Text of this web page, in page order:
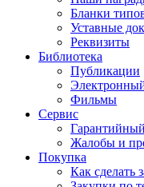
Бланки
Уставные
Реквизиты
Библиотека
Публикации
Фильмы
Сервис
Жалобы и
Покупка
Как сделать